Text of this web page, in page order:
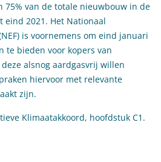
75% van de totale nieuwbouw in de
eind 2021. Het Nationaal
is voornemens om eind januari
te bieden voor kopers van
alsnog aardgasvrij willen
hiervoor met relevante
zijn.
Klimaatakkoord, hoofdstuk C1.